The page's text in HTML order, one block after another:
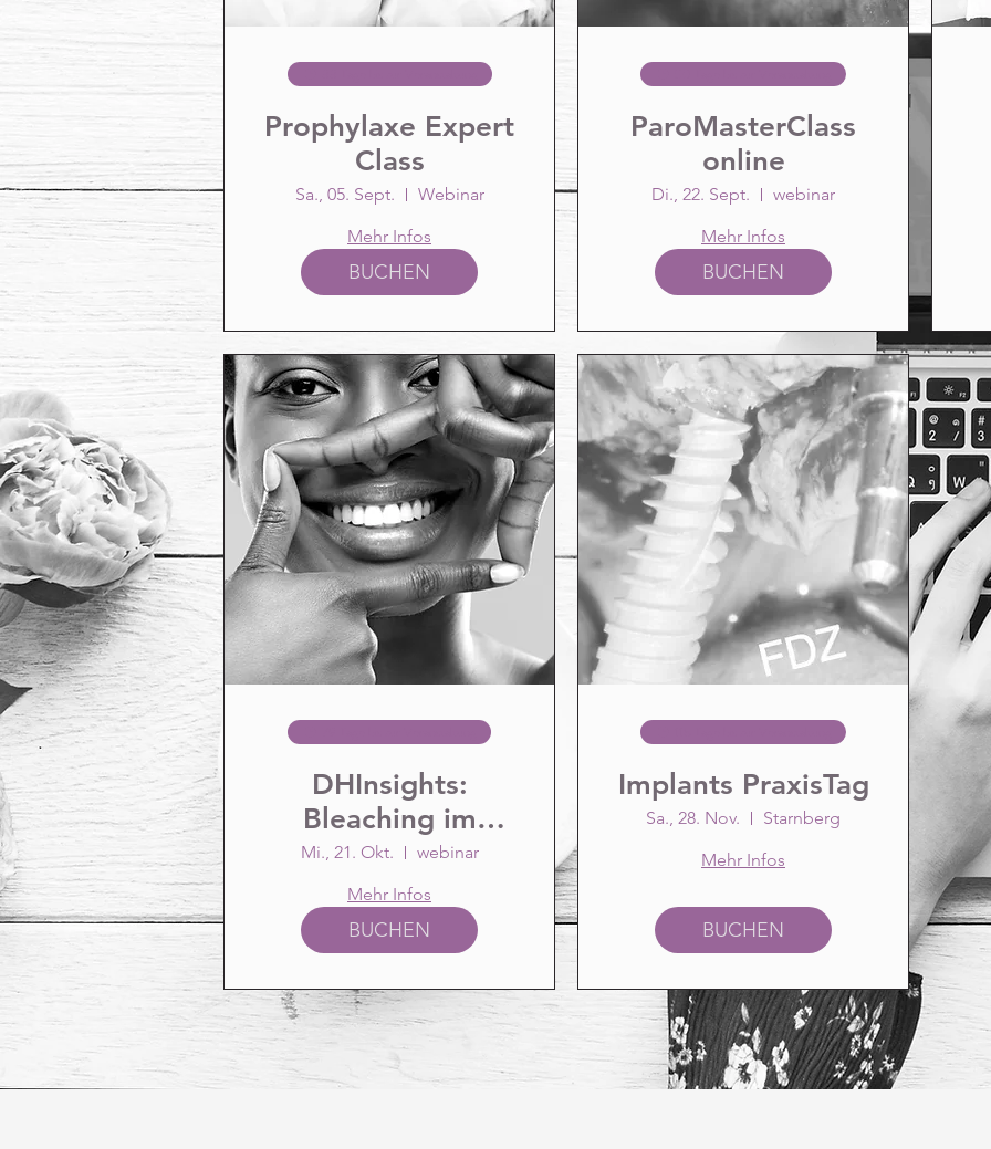
Prophylaxe Expert
Class
Sa., 05. Sept.
Webinar
Mehr Infos
BUCHEN
ParoMasterClass
online
Di., 22. Sept.
webinar
Mehr Infos
BUCHEN
DHInsights:
Bleaching im
Fokus für
zahnmedizinisches
Fachpersonal
Mi., 21. Okt.
webinar
Mehr Infos
BUCHEN
Implants PraxisTag
Sa., 28. Nov.
Starnberg
Mehr Infos
BUCHEN